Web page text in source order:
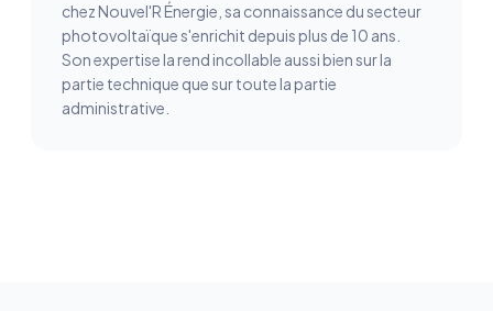
chez Nouvel'R Énergie, sa connaissance du secteur
photovoltaïque s'enrichit depuis plus de 10 ans.
Son expertise la rend incollable aussi bien sur la
partie technique que sur toute la partie
administrative.